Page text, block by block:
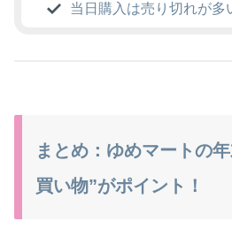
当日購入は売り切れが多
まとめ：ゆめマートの
買い物”がポイント！